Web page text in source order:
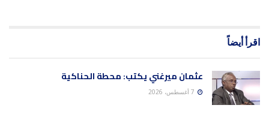
اقرأ أيضاً
عثمان ميرغني يكتب: محطة الحناكية